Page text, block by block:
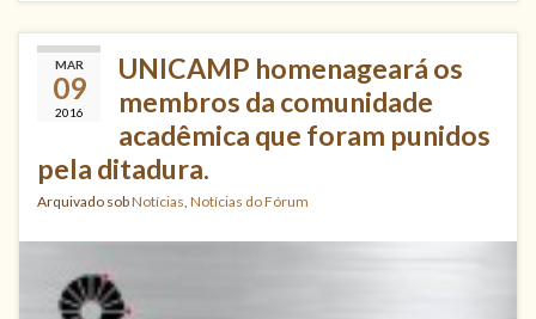
MAR
09
2016
UNICAMP homenageará os
membros da comunidade
acadêmica que foram punidos
pela ditadura.
Arquivado sobNotícias, Notícias do Fórum